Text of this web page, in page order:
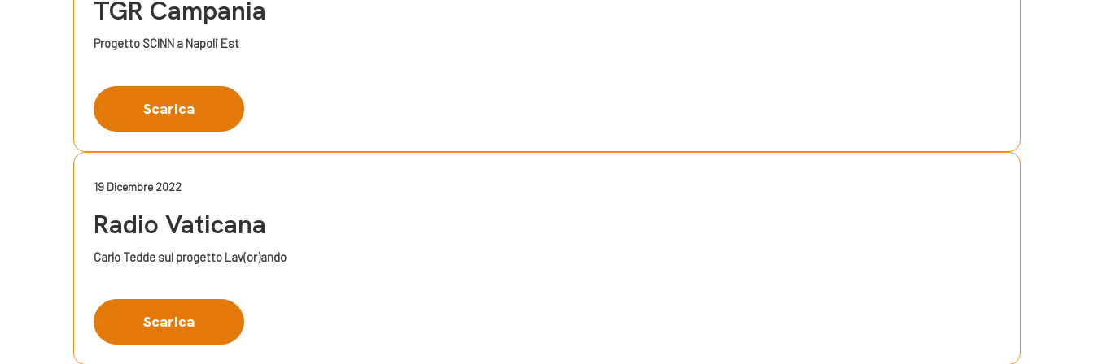
TGR Campania
Progetto SCINN a Napoli Est
Scarica
19 Dicembre 2022
Radio Vaticana
Carlo Tedde sul progetto Lav(or)ando
Scarica